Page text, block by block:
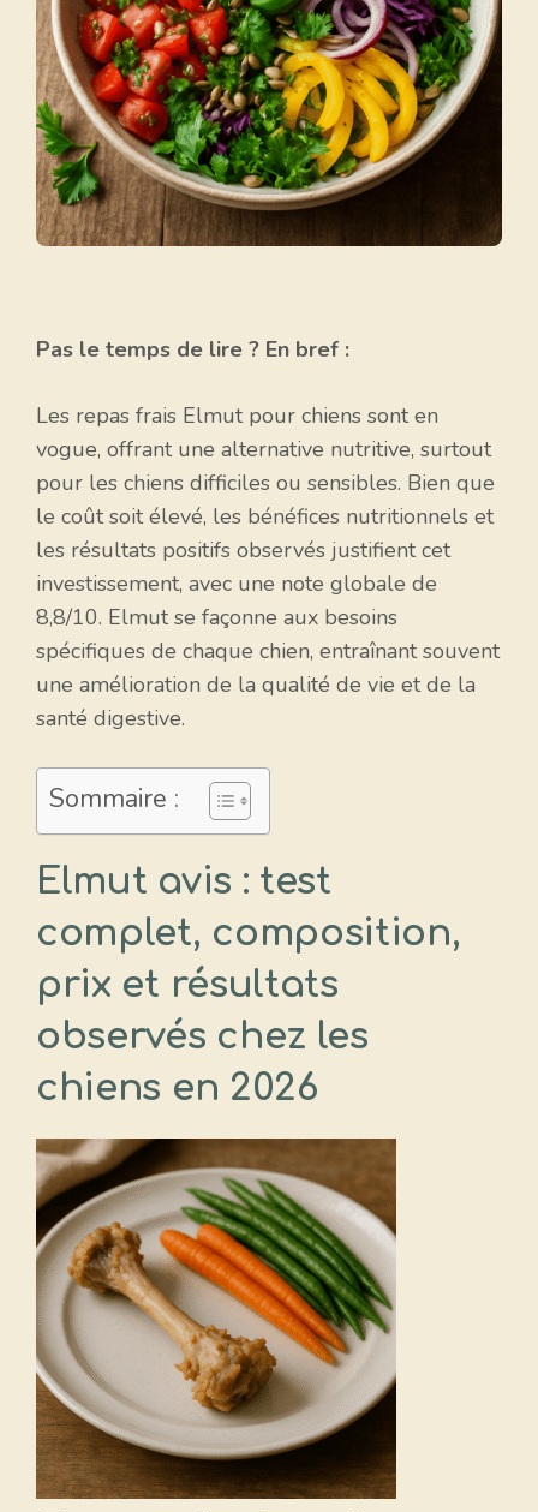
Pas le temps de lire ? En bref :
Les repas frais Elmut pour chiens sont en
vogue, offrant une alternative nutritive, surtout
pour les chiens difficiles ou sensibles. Bien que
le coût soit élevé, les bénéfices nutritionnels et
les résultats positifs observés justifient cet
investissement, avec une note globale de
8,8/10. Elmut se façonne aux besoins
spécifiques de chaque chien, entraînant souvent
une amélioration de la qualité de vie et de la
santé digestive.
Sommaire :
Elmut avis : test
complet, composition,
prix et résultats
observés chez les
chiens en 2026